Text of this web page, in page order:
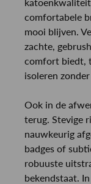
comfortabele
mooi blijven.
zachte,
comfort biedt,
isoleren
Ook in de
terug. Stevige
nauwkeurig
badges of
robuuste
bekendstaat.